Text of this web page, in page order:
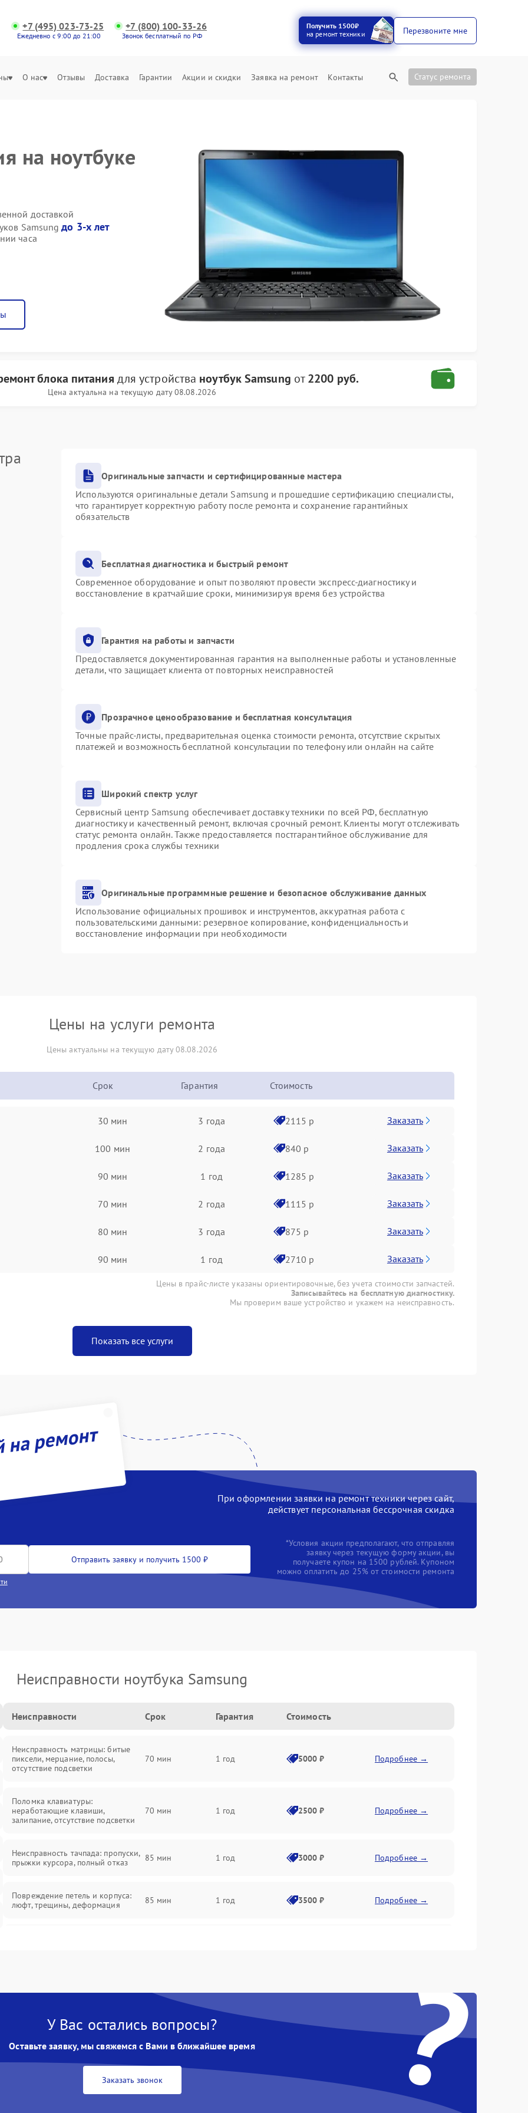
+7 (495) 023-73-25
Ежедневно с 9:00 до 21:00
+7 (800) 100-33-26
Звонок бесплатный по РФ
Получить 1500₽
на ремонт техники
Перезвоните мне
О нас Отзывы Доставка Гарантии Акции и скидки Заявка на ремонт Контакты Статус ремонта
на ноутбуке
доставкой
Samsungдо 3-х лет
часа
блока питания для устройства ноутбук Samsung от2200 руб.
Цена актуальна на текущую дату 08.08.2026
Оригинальные запчасти и сертифицированные мастера
Используются оригинальные детали Samsung и прошедшие сертификацию специалисты,
что гарантирует корректную работу после ремонта и сохранение гарантийных
обязательств
Бесплатная диагностика и быстрый ремонт
Современное оборудование и опыт позволяют провести экспресс-диагностику и
восстановление в кратчайшие сроки, минимизируя время без устройства
Гарантия на работы и запчасти
Предоставляется документированная гарантия на выполненные работы и установленные
детали, что защищает клиента от повторных неисправностей
Прозрачное ценообразование и бесплатная консультация
Точные прайс-листы, предварительная оценка стоимости ремонта, отсутствие скрытых
платежей и возможность бесплатной консультации по телефону или онлайн на сайте
Широкий спектр услуг
Сервисный центр Samsung обеспечивает доставку техники по всей РФ, бесплатную
диагностику и качественный ремонт, включая срочный ремонт. Клиенты могут отслеживать
статус ремонта онлайн. Также предоставляется постгарантийное обслуживание для
продления срока службы техники
Оригинальные программные решение и безопасное обслуживание данных
Использование официальных прошивок и инструментов, аккуратная работа с
пользовательскими данными: резервное копирование, конфиденциальность и
восстановление информации при необходимости
Цены на услуги ремонта
Цены актуальны на текущую дату 08.08.2026
Срок Гарантия Стоимость
30 мин 3 года 2115 р Заказать
100 мин 2 года 840 р Заказать
90 мин 1 год 1285 р Заказать
70 мин 2 года 1115 р Заказать
80 мин 3 года 875 р Заказать
90 мин 1 год 2710 р Заказать
Цены в прайс-листе указаны ориентировочные, без учета стоимости запчастей.
Записывайтесь на бесплатную диагностику.
Мы проверим ваше устройство и укажем на неисправность.
Показать все услуги
ремонт
При оформлении заявки на ремонт техники через сайт,
действует персональная бессрочная скидка
Отправить заявку и получить 1500 ₽
*Условия акции предполагают, что отправляя
заявку через текущую форму акции, вы
получаете купон на 1500 рублей. Купоном
можно оплатить до 25% от стоимости ремонта
Неисправности ноутбука Samsung
Неисправности Срок Гарантия Стоимость
Неисправность матрицы: битые
пиксели, мерцание, полосы,
отсутствие подсветки
70 мин 1 год 5000 ₽ Подробнее →
Поломка клавиатуры:
неработающие клавиши,
залипание, отсутствие подсветки
70 мин 1 год 2500 ₽ Подробнее →
Неисправность тачпада: пропуски,
прыжки курсора, полный отказ
85 мин 1 год 3000 ₽ Подробнее →
Повреждение петель и корпуса:
люфт, трещины, деформация
85 мин 1 год 3500 ₽ Подробнее →
85 мин 1 год 2000 ₽ Подробнее →
Перегрев из‑за пыли, износа
термопасты или неисправности
кулера
75 мин Подробнее →
Выход из строя SSD или HDD:
медленная загрузка, ошибки
80 мин Подробнее →
?
У Вас остались вопросы?
Оставьте заявку, мы свяжемся с Вами в ближайшее время
Заказать звонок